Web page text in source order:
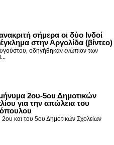
σήμερα οι δύο Ινδοί
στην Αργολίδα (βίντεο)
οδηγήθηκαν ενώπιον των
2ου-5ου Δημοτικών
για την απώλεια του
2ου και του 5ου Δημοτικών Σχολείων